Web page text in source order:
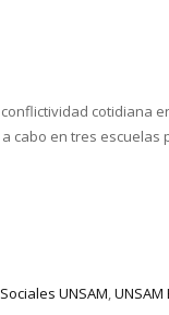
cotidiana
cabo en tres escuelas
UNSAM,UNSAM